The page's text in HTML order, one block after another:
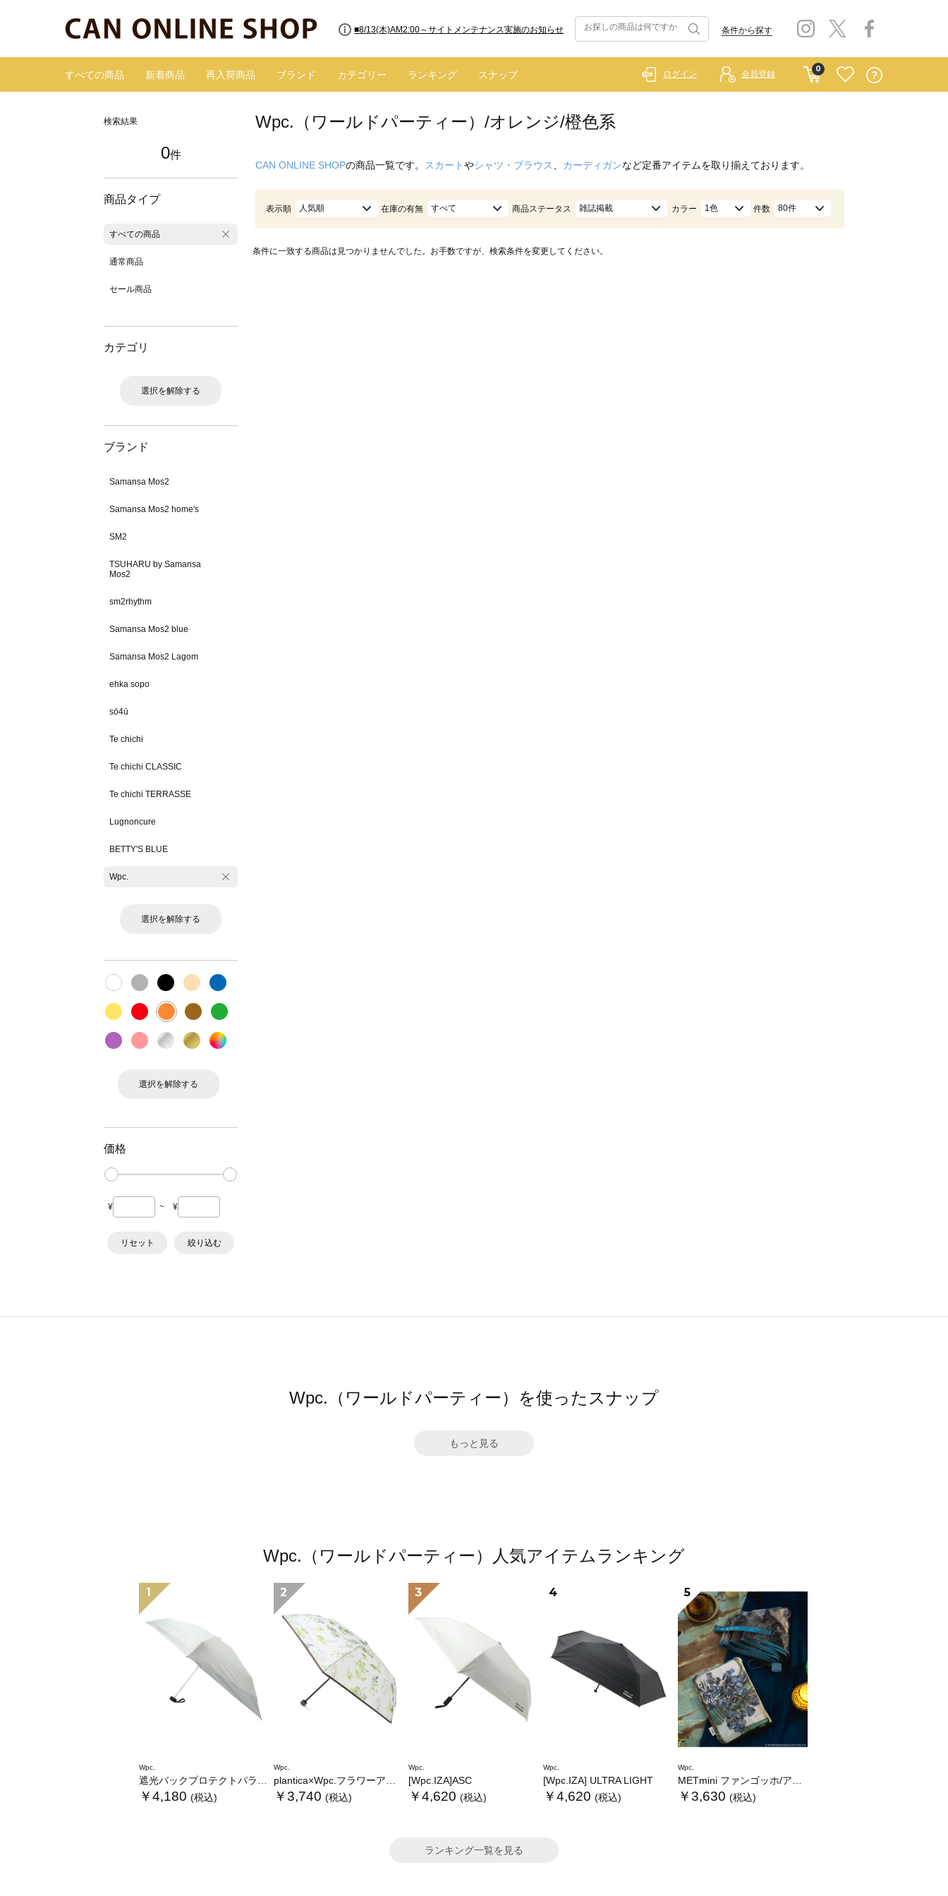
■8/13(木)AM2:00～サイトメンテナンス実施のお知らせ 条件から探す
すべての商品 新着商品 再入荷商品 ブランド カテゴリー ランキング スナップ
0
ログイン 会員登録
検索結果
0件
商品タイプ
すべての商品
通常商品
セール商品
カテゴリ
選択を解除する
ブランド
Samansa Mos2
Samansa Mos2 home's
SM2
TSUHARU by Samansa
Mos2
sm2rhythm
Samansa Mos2 blue
Samansa Mos2 Lagom
ehka sopo
sō4ū
Te chichi
Te chichi CLASSIC
Te chichi TERRASSE
Lugnoncure
BETTY'S BLUE
Wpc.
選択を解除する
選択を解除する
価格
¥ ~ ¥
リセット 絞り込む
Wpc.（ワールドパーティー）/オレンジ/橙色系
CAN ONLINE SHOPの商品一覧です。 スカートやシャツ・ブラウス カーディガンなど定番アイテムを取り揃えております。
表示順 人気順 在庫の有無 すべて 商品ステータス 雑誌掲載 カラー 1色 件数 80件
条件に一致する商品は見つかりませんでした。お手数ですが、検索条件を変更してください。
Wpc.（ワールドパーティー）を使ったスナップ
もっと見る
Wpc.（ワールドパーティー）人気アイテムランキング
1
Wpc.
遮光バックプロテクトパラソル tiny
￥4,180 (税込)
2
Wpc.
plantica×Wpc.フラワーアンブレラプラスティックmini
￥3,740 (税込)
3
Wpc.
[Wpc.IZA]ASC
￥4,620 (税込)
4
Wpc.
[Wpc.IZA] ULTRA LIGHT
￥4,620 (税込)
5
Wpc.
METmini ファンゴッホ/アイリス
￥3,630 (税込)
ランキング一覧を見る